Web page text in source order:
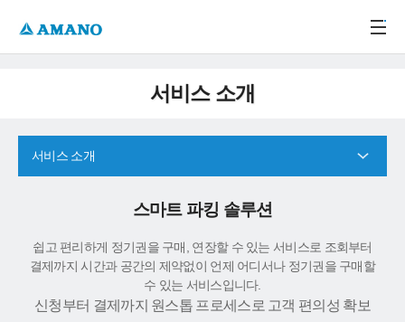
서비스 소개
서비스 소개
스마트 파킹 솔루션
쉽고 편리하게 정기권을 구매, 연장할 수 있는 서비스로 조회부터
결제까지 시간과 공간의 제약없이 언제 어디서나 정기권을 구매할
수 있는 서비스입니다.
신청부터 결제까지 원스톱 프로세스로 고객 편의성 확보